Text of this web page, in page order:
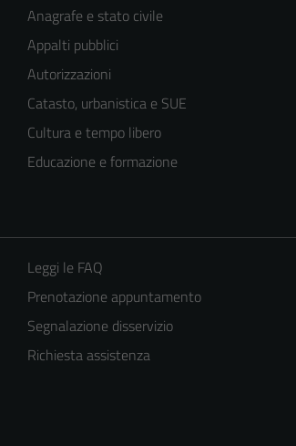
Anagrafe e stato civile
Appalti pubblici
Autorizzazioni
Catasto, urbanistica e SUE
Cultura e tempo libero
Educazione e formazione
Leggi le FAQ
Prenotazione appuntamento
Segnalazione disservizio
Richiesta assistenza